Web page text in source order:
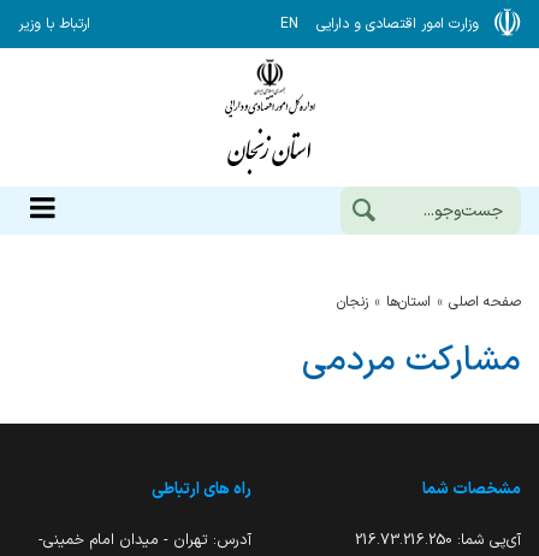
وزارت امور اقتصادی و دارایی EN ارتباط با وزیر
صفحه اصلی استان‌ها زنجان
مشارکت مردمی
مشخصات شما
آی‌پی شما: 216.73.216.250
راه های ارتباطی
آدرس: تهران - میدان امام خمینی-